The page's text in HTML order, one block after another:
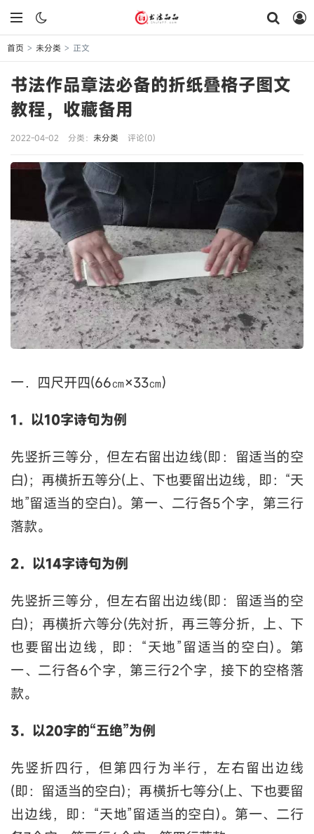
首页 > 未分类 > 正文
书法作品章法必备的折纸叠格子图文
教程，收藏备用
2022-04-02 分类： 未分类 评论(0)
一．四尺开四(66㎝×33㎝)
1．以10字诗句为例
先竖折三等分，但左右留出边线(即：留适当的空
白)；再横折五等分(上、下也要留出边线，即：“天
地”留适当的空白)。第一、二行各5个字，第三行
落款。
2．以14字诗句为例
先竖折三等分，但左右留出边线(即：留适当的空
白)；再横折六等分(先対折，再三等分折，上、下
也要留出边线，即：“天地”留适当的空白)。第
一、二行各6个字，第三行2个字，接下的空格落
款。
3．以20字的“五绝”为例
先竖折四行，但第四行为半行，左右留出边线
(即：留适当的空白)；再横折七等分(上、下也要留
出边线，即：“天地”留适当的空白)。第一、二行